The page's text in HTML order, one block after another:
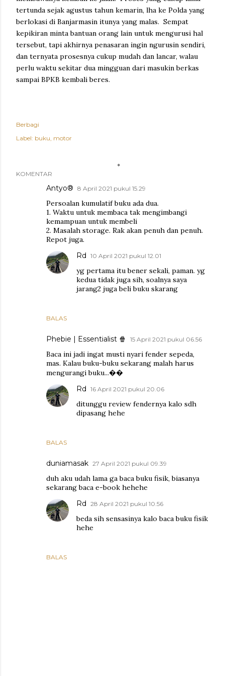
tertunda sejak agustus tahun kemarin, lha ke Polda yang
berlokasi di Banjarmasin itunya yang malas. Sempat
kepikiran minta bantuan orang lain untuk mengurusi hal
tersebut, tapi akhirnya penasaran ingin ngurusin sendiri,
dan ternyata prosesnya cukup mudah dan lancar, walau
perlu waktu sekitar dua mingguan dari masukin berkas
sampai BPKB kembali beres.
Berbagi
Label: buku motor
KOMENTAR
Antyo® 8 April 2021 pukul 15.29
Persoalan kumulatif buku ada dua.
1. Waktu untuk membaca tak mengimbangi
kemampuan untuk membeli
2. Masalah storage. Rak akan penuh dan penuh.
Repot juga.
BALAS
Rd 10 April 2021 pukul 12.01
yg pertama itu bener sekali, paman. yg
kedua tidak juga sih, soalnya saya
jarang2 juga beli buku skarang
Phebie | Essentialist 🍿 15 April 2021 pukul 06.56
Baca ini jadi ingat musti nyari fender sepeda,
mas. Kalau buku-buku sekarang malah harus
mengurangi buku...��
BALAS
Rd 16 April 2021 pukul 20.06
ditunggu review fendernya kalo sdh
dipasang hehe
duniamasak 27 April 2021 pukul 09.39
duh aku udah lama ga baca buku fisik, biasanya
sekarang baca e-book hehehe
BALAS
Rd 28 April 2021 pukul 10.56
beda sih sensasinya kalo baca buku fisik
hehe